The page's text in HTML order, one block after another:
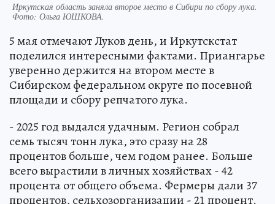
Иркутская область заняла второе место в Сибири по сбору лука.
Фото: Ольга ЮШКОВА.
5 мая отмечают Луков день, и Иркутскстат
поделился интересными фактами. Приангарье
уверенно держится на втором месте в
Сибирском федеральном округе по посевной
площади и сбору репчатого лука.
- 2025 год выдался удачным. Регион собрал
семь тысяч тонн лука, это сразу на 28
процентов больше, чем годом ранее. Больше
всего вырастили в личных хозяйствах - 42
процента от общего объема. Фермеры дали 37
процентов, сельхозорганизации - 21 процент.